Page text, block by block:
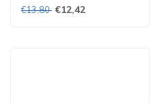
€13,80 €12,42